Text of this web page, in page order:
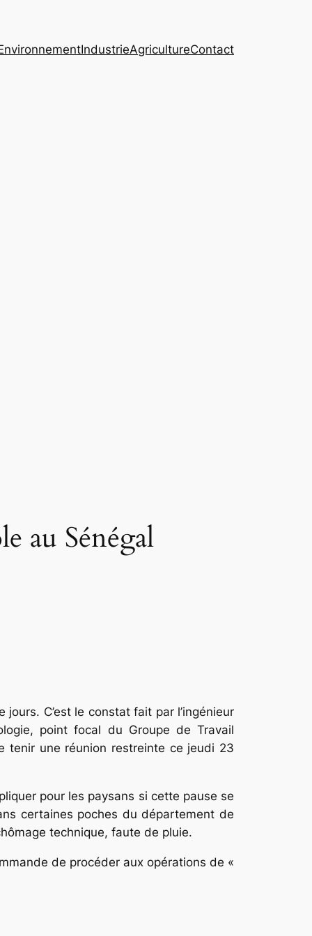
IndustrieAgricultureContact
au Sénégal
C’est le constat fait par l’ingénieur
point focal du Groupe de Travail
tenir une réunion restreinte ce jeudi 23
pour les paysans si cette pause se
certaines poches du département de
technique, faute de pluie.
de procéder aux opérations de «